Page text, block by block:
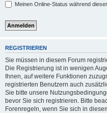
Meinen Online-Status während
REGISTRIEREN
Sie müssen in diesem Forum
Die Registrierung ist in wenigen
Ihnen, auf weitere Funktionen
registrierten Benutzern auch
Sie bitte unsere
bevor Sie sich registrieren. Bitte
Forenregeln, wenn Sie sich in